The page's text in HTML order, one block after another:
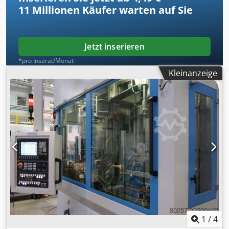
schicken.
11 Millionen Käufer warten auf Sie
Jetzt inserieren
*pro Inserat/Monat
Kleinanzeige
1 /4